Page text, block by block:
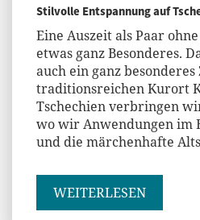
Stilvolle Entspannung auf
Eine Auszeit als Paar
etwas ganz Besonderes.
auch ein ganz
traditionsreichen Kurort
Tschechien verbringen
wo wir Anwendungen im
und die märchenhafte
WEITERLESEN